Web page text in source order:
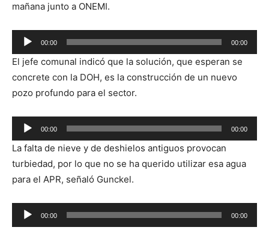
mañana junto a ONEMI.
Reproductor
de
audio
00:00 00:00
El jefe comunal indicó que la solución, que esperan se
concrete con la DOH, es la construcción de un nuevo
pozo profundo para el sector.
Reproductor
de
audio
00:00 00:00
La falta de nieve y de deshielos antiguos provocan
turbiedad, por lo que no se ha querido utilizar esa agua
para el APR, señaló Gunckel.
Reproductor
de
00:00 00:00